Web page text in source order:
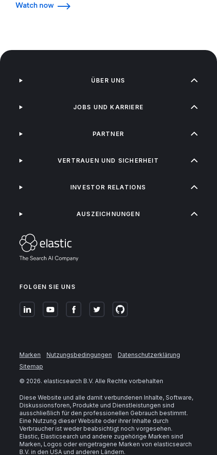
Watch now
FOLGEN SIE UNS
ÜBER UNS
JOBS UND KARRIERE
PARTNER
VERTRAUEN UND SICHERHEIT
INVESTOR RELATIONS
AUSZEICHNUNGEN
Marken Nutzungsbedingungen
Datenschutzerklärung
Sitemap
© 2026. elasticsearch B.V. Alle Rechte vorbehalten
Diese Website und alle damit verbundenen Inhalte, Software,
Diskussionsforen, Produkte und Dienstleistungen sind
ausschließlich für den professionellen Gebrauch bestimmt.
Eine Nutzung dieser Website oder ihrer Inhalte durch
Verbraucher ist weder beabsichtigt noch vorgesehen.
Elastic, Elasticsearch und andere zugehörige Marken sind
Marken, Logos oder eingetragene Marken von elasticsearch
B.V. in den USA und anderen Ländern.